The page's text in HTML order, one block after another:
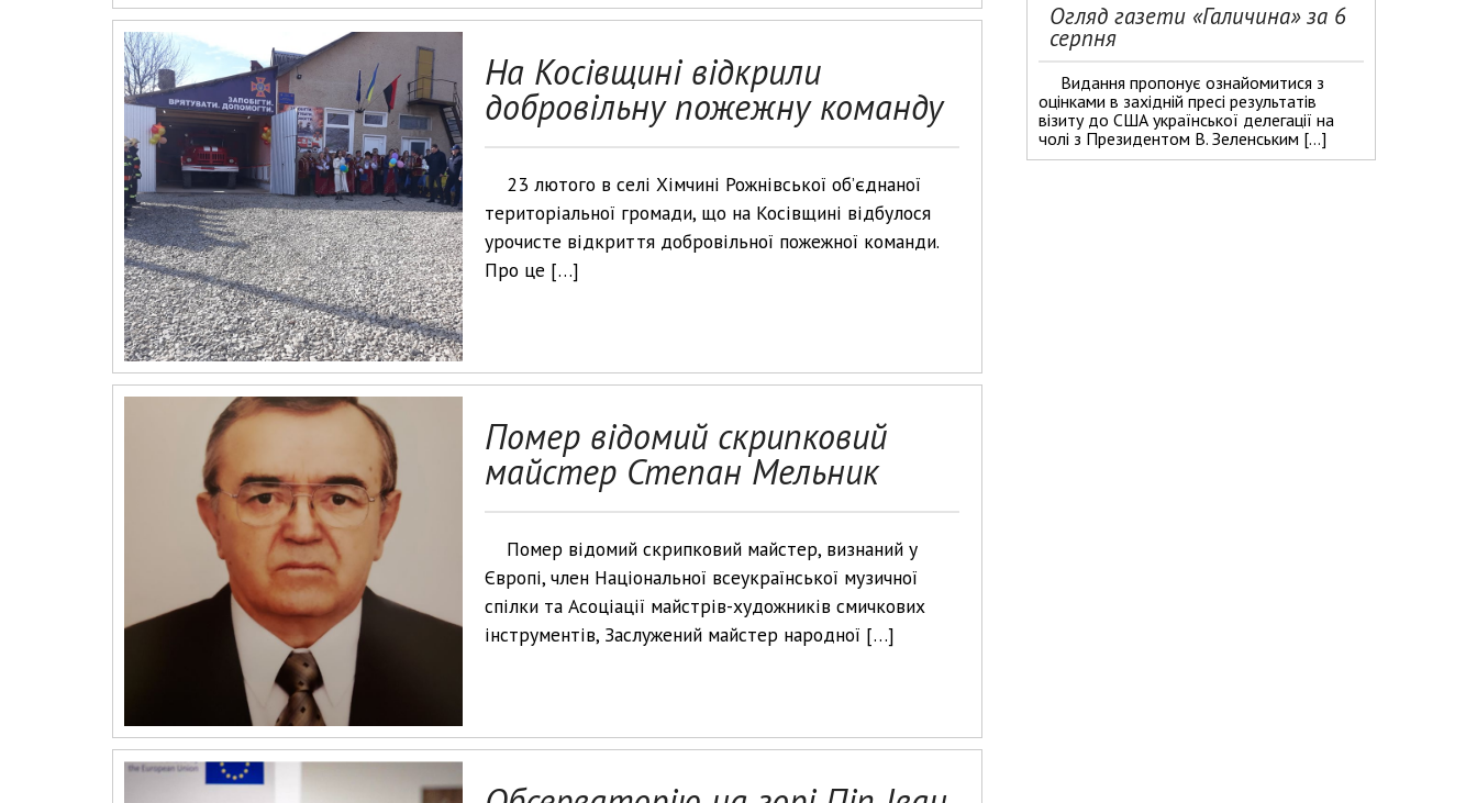
На Косівщині відкрили
добровільну пожежну команду
23 лютого в селі Хімчині Рожнівської об’єднаної
територіальної громади, що на Косівщині відбулося
урочисте відкриття добровільної пожежної команди.
Про це […]
Помер відомий скрипковий
майстер Степан Мельник
Помер відомий скрипковий майстер, визнаний у
Європі, член Національної всеукраїнської музичної
спілки та Асоціації майстрів-художників смичкових
інструментів, Заслужений майстер народної […]
Огляд газети «Галичина» за 6
серпня
Видання пропонує ознайомитися з
оцінками в західній пресі результатів
візиту до США української делегації на
чолі з Президентом В. Зеленським […]